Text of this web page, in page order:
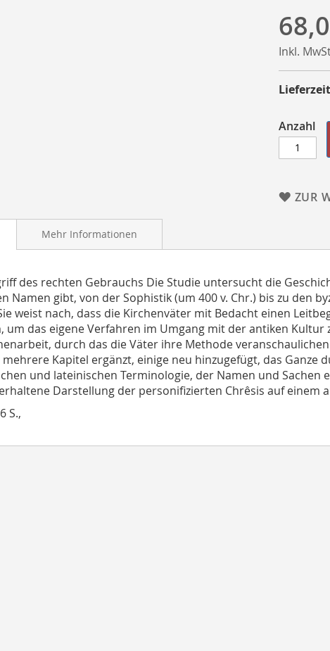
Inkl.
Lieferzeit
Anzahl
ZUR
des rechten Gebrauchs Die Studie untersucht die
Namen gibt, von der Sophistik (um 400 v. Chr.) bis zu den
weist nach, dass die Kirchenväter mit Bedacht einen
um das eigene Verfahren im Umgang mit der antiken Kultur
durch das die Väter ihre Methode
Kapitel ergänzt, einige neu hinzugefügt, das Ganze
und lateinischen Terminologie, der Namen und Sachen
Darstellung der personifizierten Chrêsis auf einem
S.,
Mehr Informationen